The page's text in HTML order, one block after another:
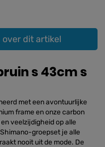
over dit artikel
s 43cm s
met een avontuurlijke
frame en onze carbon
veelzijdigheid op alle
groepset je alle
nooit uit de mode. De